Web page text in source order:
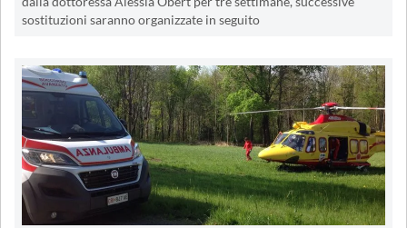
sostituzioni saranno organizzate in seguito